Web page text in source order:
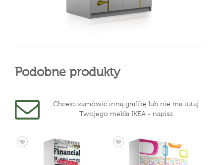
Podobne produkty
Chcesz zamówić inną grafikę lub nie ma tutaj
Twojego mebla IKEA - napisz